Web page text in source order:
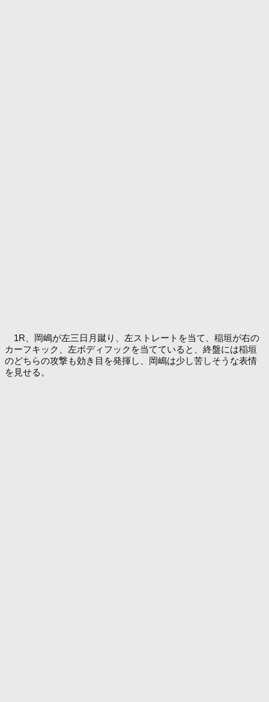
1R、岡嶋が左三日月蹴り、左ストレートを当て、稲垣が右の
カーフキック、左ボディフックを当てていると、終盤には稲垣
のどちらの攻撃も効き目を発揮し、岡嶋は少し苦しそうな表情
を見せる。